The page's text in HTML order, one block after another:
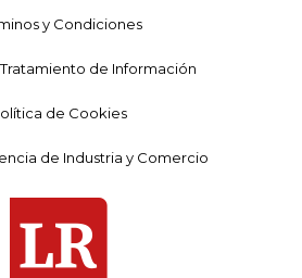
y Condiciones
de Información
de Cookies
de Industria y Comercio